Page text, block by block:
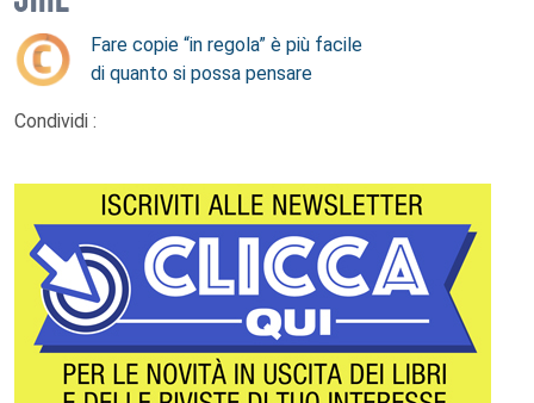
Fare copie “in regola” è più facile
di quanto si possa pensare
Condividi :